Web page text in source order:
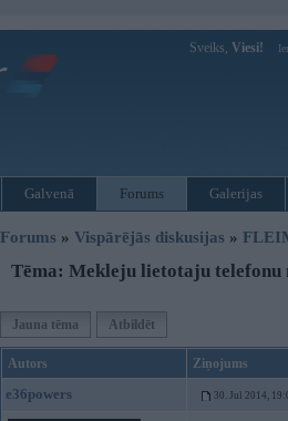
Sveiks, Viesi!
Galvenā Forums Galerijas
Forums » Vispārējās diskusijas »
Tēma: Mekleju lietotaju telefonu
Jauna tēma Atbildēt
Autors Ziņojums
e36powers 30. Jul 2014,